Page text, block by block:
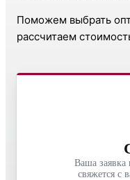
Поможем выбрать
рассчитаем
Ваша заявка
свяжется с